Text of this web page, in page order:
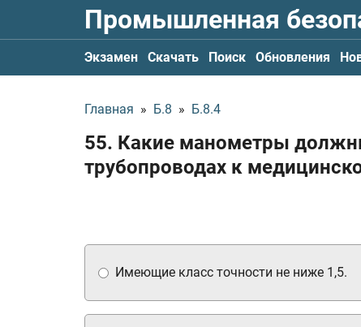
Промышленная
Экзамен Скачать Поиск Обновления
Главная » Б.8 » Б.8.4
55. Какие манометры
трубопроводах к
Имеющие класс точности не ниже 1,5.